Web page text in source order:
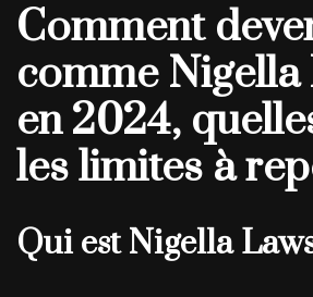
Comment
comme
en 2024,
les limites à
Qui est Nigella